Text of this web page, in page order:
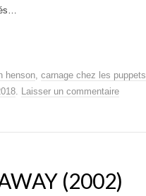
henson carnage chez les puppets
Laisser un commentaire
(2002)